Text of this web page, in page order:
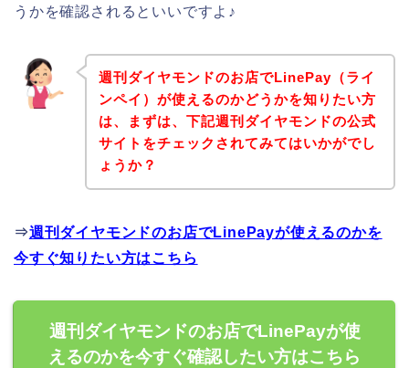
うかを確認されるといいですよ♪
週刊ダイヤモンドのお店でLinePay（ライ
ンペイ）が使えるのかどうかを知りたい方
は、まずは、下記週刊ダイヤモンドの公式
サイトをチェックされてみてはいかがでし
ょうか？
⇒週刊ダイヤモンドのお店でLinePayが使えるのかを
今すぐ知りたい方はこちら
週刊ダイヤモンドのお店でLinePayが使
えるのかを今すぐ確認したい方はこちら